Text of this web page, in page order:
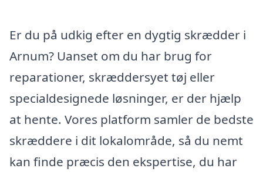
Er du på udkig efter en dygtig skrædder i
Arnum? Uanset om du har brug for
reparationer, skræddersyet tøj eller
specialdesignede løsninger, er der hjælp
at hente. Vores platform samler de bedste
skræddere i dit lokalområde, så du nemt
kan finde præcis den ekspertise, du har